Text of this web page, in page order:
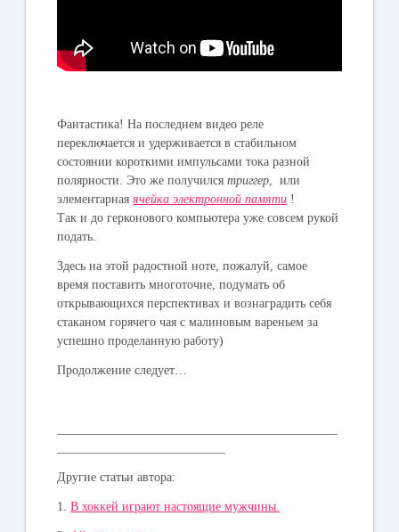
Фантастика! На последнем видео реле
переключается и удерживается в стабильном
состоянии короткими импульсами тока разной
полярности. Это же получилсятриггер , или
элементарнаяячейка электронной памяти !
Так и до герконового компьютера уже совсем рукой
подать.
Здесь на этой радостной ноте, пожалуй, самое
время поставить многоточие, подумать об
открывающихся перспективах и вознаградить себя
стаканом горячего чая с малиновым вареньем за
успешно проделанную работу)
Продолжение следует…
Другие статьи автора:
1.В хоккей играют настоящие мужчины.